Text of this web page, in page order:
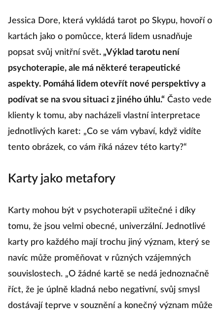
Jessica Dore, která vykládá tarot po Skypu, hovoří o
kartách jako o pomůcce, která lidem usnadňuje
popsat svůj vnitřní svět. „Výklad tarotu není
psychoterapie, ale má některé terapeutické
aspekty. Pomáhá lidem otevřít nové perspektivy a
podívat se na svou situaci z jiného úhlu.“ Často vede
klienty k tomu, aby nacházeli vlastní interpretace
jednotlivých karet: „Co se vám vybaví, když vidíte
tento obrázek, co vám říká název této karty?“
Karty jako metafory
Karty mohou být v psychoterapii užitečné i díky
tomu, že jsou velmi obecné, univerzální. Jednotlivé
karty pro každého mají trochu jiný význam, který se
navíc může proměňovat v různých vzájemných
souvislostech. „O žádné kartě se nedá jednoznačně
říct, že je úplně kladná nebo negativní, svůj smysl
dostávají teprve v souznění a konečný význam může